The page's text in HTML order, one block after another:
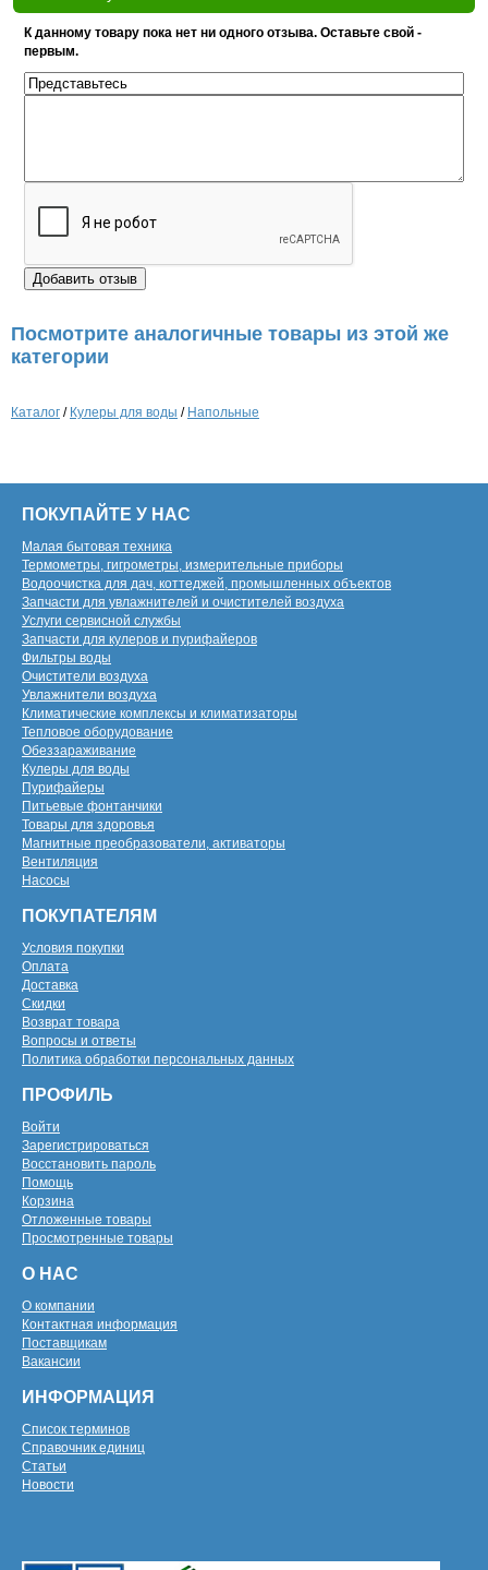
К данному товару пока нет ни одного отзыва. Оставьте свой -
первым.
Посмотрите аналогичные товары из этой же
категории
Каталог / Кулеры для воды / Напольные
ПОКУПАЙТЕ У НАС
Малая бытовая техника
Термометры, гигрометры, измерительные приборы
Водоочистка для дач, коттеджей, промышленных объектов
Запчасти для увлажнителей и очистителей воздуха
Услуги сервисной службы
Запчасти для кулеров и пурифайеров
Фильтры воды
Очистители воздуха
Увлажнители воздуха
Климатические комплексы и климатизаторы
Тепловое оборудование
Обеззараживание
Кулеры для воды
Пурифайеры
Питьевые фонтанчики
Товары для здоровья
Магнитные преобразователи, активаторы
Вентиляция
Насосы
ПОКУПАТЕЛЯМ
Условия покупки
Оплата
Доставка
Скидки
Возврат товара
Вопросы и ответы
Политика обработки персональных данных
ПРОФИЛЬ
Войти
Зарегистрироваться
Восстановить пароль
Помощь
Корзина
Отложенные товары
Просмотренные товары
О НАС
О компании
Контактная информация
Поставщикам
Вакансии
ИНФОРМАЦИЯ
Список терминов
Справочник единиц
Статьи
Новости